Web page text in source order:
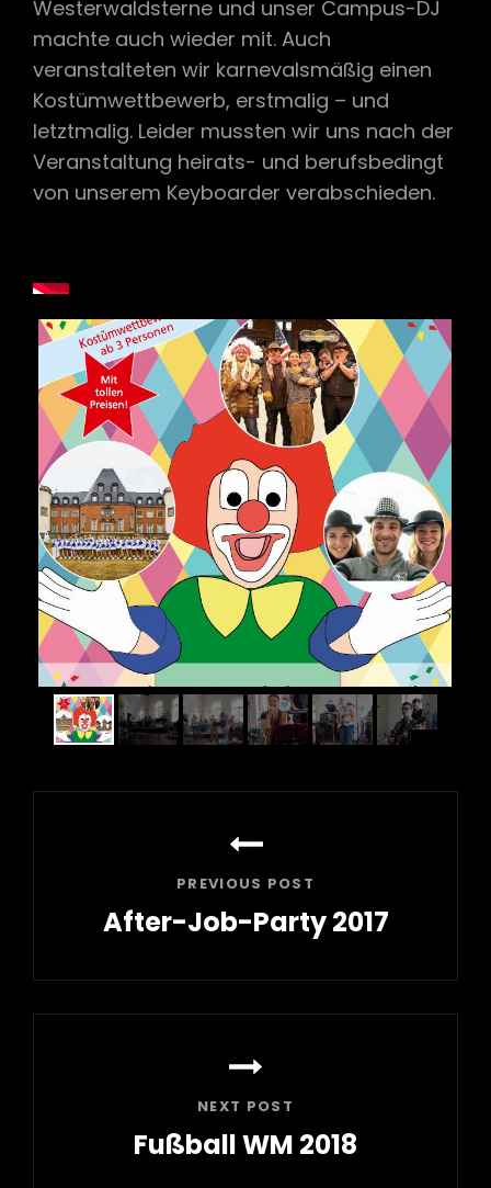
Westerwaldsterne und unser Campus-DJ
machte auch wieder mit. Auch
veranstalteten wir karnevalsmäßig einen
Kostümwettbewerb, erstmalig – und
letztmalig. Leider mussten wir uns nach der
Veranstaltung heirats- und berufsbedingt
von unserem Keyboarder verabschieden.
PREVIOUS POST
After-Job-Party 2017
Post
NEXT POST
Fußball WM 2018